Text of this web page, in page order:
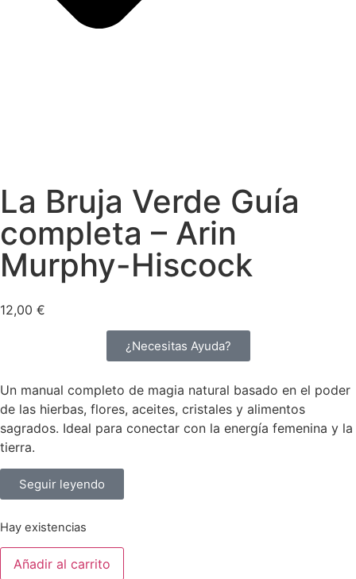
La Bruja Verde Guía
completa – Arin
Murphy-Hiscock
12,00 €
¿Necesitas Ayuda?
Un manual completo de magia natural basado en el poder
de las hierbas, flores, aceites, cristales y alimentos
sagrados. Ideal para conectar con la energía femenina y la
tierra.
Seguir leyendo
Hay existencias
Añadir al carrito